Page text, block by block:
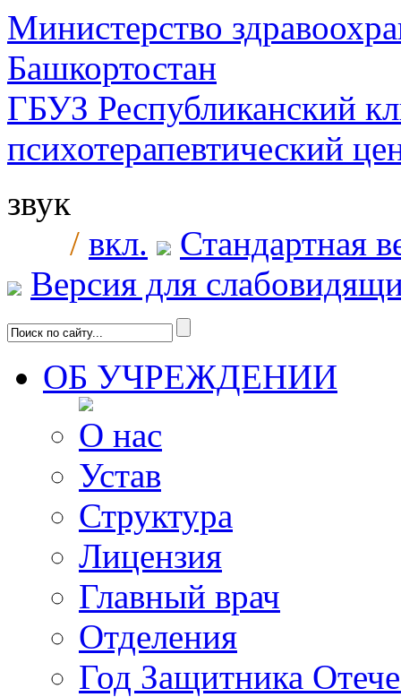
Министерство
Башкортостан
ГБУЗ Республиканский
психотерапевтический
звук
/ вкл.
Стандартная
Версия для
ОБ УЧРЕЖДЕНИИ
О нас
Устав
Структура
Лицензия
Главный врач
Отделения
Год Защитника